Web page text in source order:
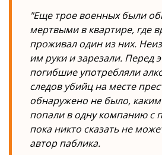
"Еще трое военных были
мертвыми в квартире, где
проживал один из них.
им руки и зарезали. Перед
погибшие употребляли
следов убийц на месте
обнаружено не было,
попали в одну компанию с
пока никто сказать не
автор паблика.